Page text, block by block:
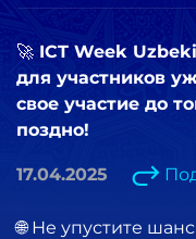
🚀 ICT Week
для участников
свое участие до
поздно!
17.04.2025
🌐 Не упустите